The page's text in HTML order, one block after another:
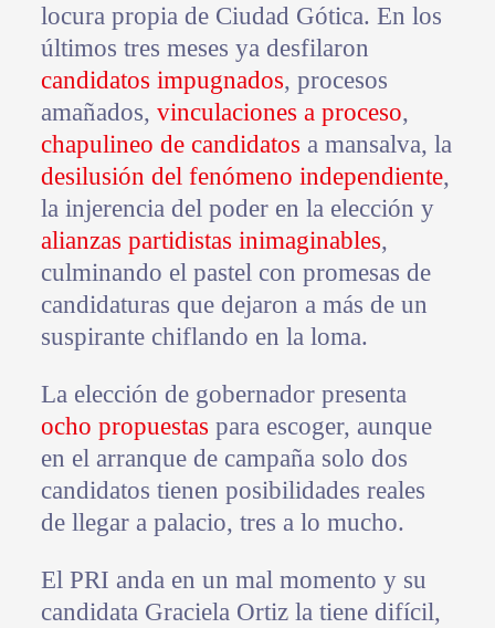
locura propia de Ciudad Gótica. En los
últimos tres meses ya desfilaron
candidatos impugnados, procesos
amañados, vinculaciones a proceso,
chapulineo de candidatos a mansalva, la
desilusión del fenómeno independiente,
la injerencia del poder en la elección y
alianzas partidistas inimaginables,
culminando el pastel con promesas de
candidaturas que dejaron a más de un
suspirante chiflando en la loma.
La elección de gobernador presenta
ocho propuestas para escoger, aunque
en el arranque de campaña solo dos
candidatos tienen posibilidades reales
de llegar a palacio, tres a lo mucho.
El PRI anda en un mal momento y su
candidata Graciela Ortiz la tiene difícil,